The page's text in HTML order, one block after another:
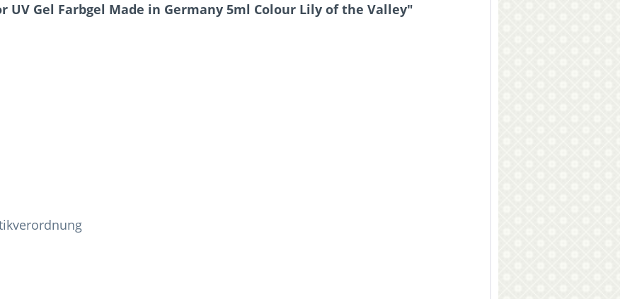
Gel Farbgel Made in Germany 5ml Colour Lily of the Valley"